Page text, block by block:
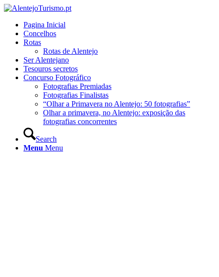
Pagina Inicial
Concelhos
Rotas
Rotas de Alentejo
Ser Alentejano
Tesouros secretos
Concurso Fotográfico
Fotografias Premiadas
Fotografias Finalistas
“Olhar a Primavera no Alentejo: 50 fotografias”
Olhar a primavera, no Alentejo: exposição das
fotografias concorrentes
Search
Menu Menu